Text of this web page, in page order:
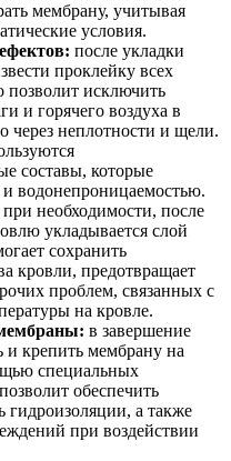
мембрану, учитывая
условия.
после укладки
проклейку всех
позволит исключить
и горячего воздуха в
через неплотности и щели.
составы, которые
водонепроницаемостью.
при необходимости, после
укладывается слой
сохранить
кровли, предотвращает
проблем, связанных с
на кровле.
в завершение
и крепить мембрану на
специальных
обеспечить
гидроизоляции, а также
при воздействии